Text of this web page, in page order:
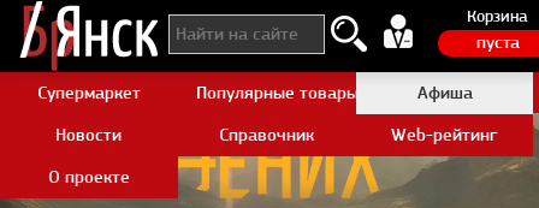
Корзина
пуста
Супермаркет Популярные товары AliexpressАфиша
Новости
Справочник
Web-рейтинг
О проекте